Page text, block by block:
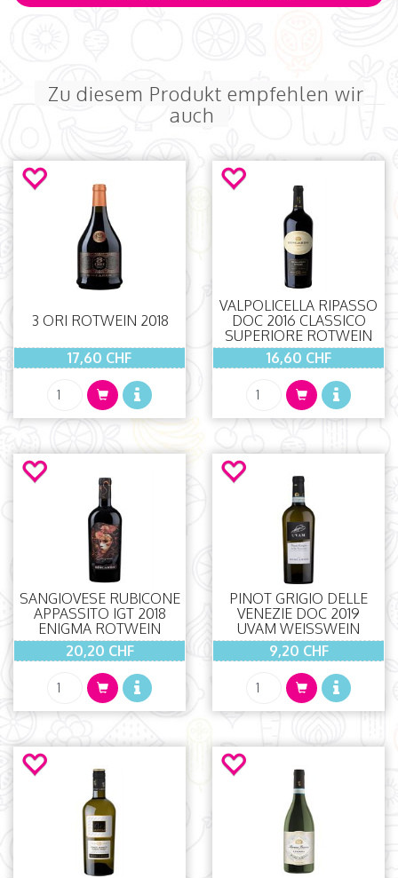
Zu diesem Produkt empfehlen wir
auch
3 ORI ROTWEIN 2018
17,60 CHF
VALPOLICELLA RIPASSO
DOC 2016 CLASSICO
SUPERIORE ROTWEIN
16,60 CHF
SANGIOVESE RUBICONE
APPASSITO IGT 2018
ENIGMA ROTWEIN
20,20 CHF
PINOT GRIGIO DELLE
VENEZIE DOC 2019
UVAM WEISSWEIN
9,20 CHF